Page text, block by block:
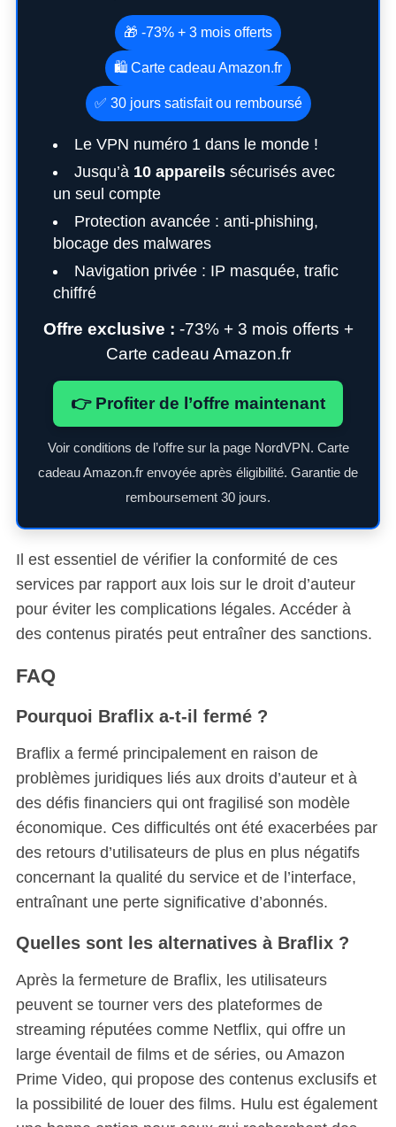
🎁 -73% + 3 mois offerts
🛍️ Carte cadeau Amazon.fr
✅ 30 jours satisfait ou remboursé
Le VPN numéro 1 dans le monde !
Jusqu’à 10 appareilssécurisés avec
un seul compte
Protection avancée : anti-phishing,
blocage des malwares
Navigation privée : IP masquée, trafic
chiffré
Offre exclusive : -73% + 3 mois offerts +
Carte cadeau Amazon.fr
👉 Profiter de l’offre maintenant
Voir conditions de l’offre sur la page NordVPN. Carte
cadeau Amazon.fr envoyée après éligibilité. Garantie de
remboursement 30 jours.
Il est essentiel de vérifier la conformité de ces
services par rapport aux lois sur le droit d’auteur
pour éviter les complications légales. Accéder à
des contenus piratés peut entraîner des sanctions.
FAQ
Pourquoi Braflix a-t-il fermé ?
Braflix a fermé principalement en raison de
problèmes juridiques liés aux droits d’auteur et à
des défis financiers qui ont fragilisé son modèle
économique. Ces difficultés ont été exacerbées par
des retours d’utilisateurs de plus en plus négatifs
concernant la qualité du service et de l’interface,
entraînant une perte significative d’abonnés.
Quelles sont les alternatives à Braflix ?
Après la fermeture de Braflix, les utilisateurs
peuvent se tourner vers des plateformes de
streaming réputées comme Netflix, qui offre un
large éventail de films et de séries, ou Amazon
Prime Video, qui propose des contenus exclusifs et
la possibilité de louer des films. Hulu est également